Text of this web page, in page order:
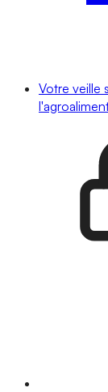
Votre veille